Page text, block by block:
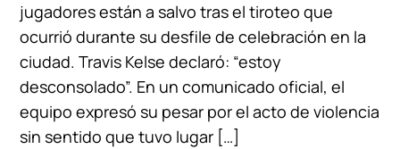
jugadores están a salvo tras el tiroteo que
ocurrió durante su desfile de celebración en la
ciudad. Travis Kelse declaró: “estoy
desconsolado”. En un comunicado oficial, el
equipo expresó su pesar por el acto de violencia
sin sentido que tuvo lugar […]